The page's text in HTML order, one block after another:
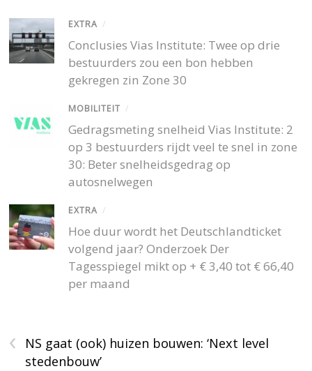
EXTRA /
Conclusies Vias Institute: Twee op drie
bestuurders zou een bon hebben
gekregen zin Zone 30
MOBILITEIT /
Gedragsmeting snelheid Vias Institute: 2
op 3 bestuurders rijdt veel te snel in zone
30: Beter snelheidsgedrag op
autosnelwegen
EXTRA /
Hoe duur wordt het Deutschlandticket
volgend jaar? Onderzoek Der
Tagesspiegel mikt op + € 3,40 tot € 66,40
per maand
‹
NS gaat (ook) huizen bouwen: ‘Next level
stedenbouw’